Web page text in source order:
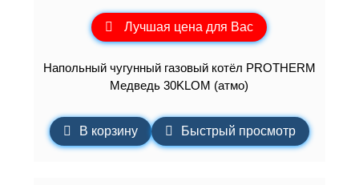
Лучшая цена для Вас
Напольный чугунный газовый котёл PROTHERM
Медведь 30KLOM (атмо)
В корзину Быстрый просмотр